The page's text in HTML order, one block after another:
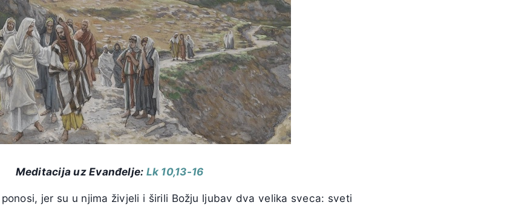
Meditacija uz Evanđelje: Lk 10,13-16
jer su u njima živjeli i širili Božju ljubav dva velika sveca: sveti